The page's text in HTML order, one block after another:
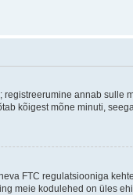
annab sulle
kõigest mõne minuti,
FTC regulatsiooniga
meie kodulehed on üles